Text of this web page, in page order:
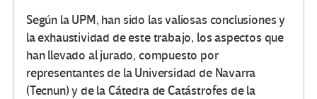
Según la UPM, han sido las valiosas conclusiones y
la exhaustividad de este trabajo, los aspectos que
han llevado al jurado, compuesto por
representantes de la Universidad de Navarra
(Tecnun) y de la Cátedra de Catástrofes de la